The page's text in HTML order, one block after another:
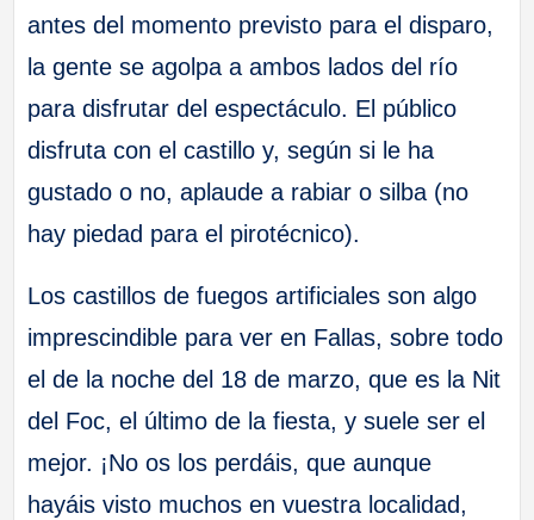
antes del momento previsto para el disparo,
la gente se agolpa a ambos lados del río
para disfrutar del espectáculo. El público
disfruta con el castillo y, según si le ha
gustado o no, aplaude a rabiar o silba (no
hay piedad para el pirotécnico).
Los castillos de fuegos artificiales son algo
imprescindible para ver en Fallas, sobre todo
el de la noche del 18 de marzo, que es la Nit
del Foc, el último de la fiesta, y suele ser el
mejor. ¡No os los perdáis, que aunque
hayáis visto muchos en vuestra localidad,